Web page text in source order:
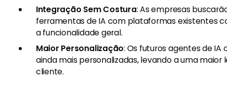
Integração Sem Costura: As empresas
ferramentas de IA com plataformas existentes
a funcionalidade geral.
Maior Personalização: Os futuros agentes de
ainda mais personalizadas, levando a uma maior
cliente.